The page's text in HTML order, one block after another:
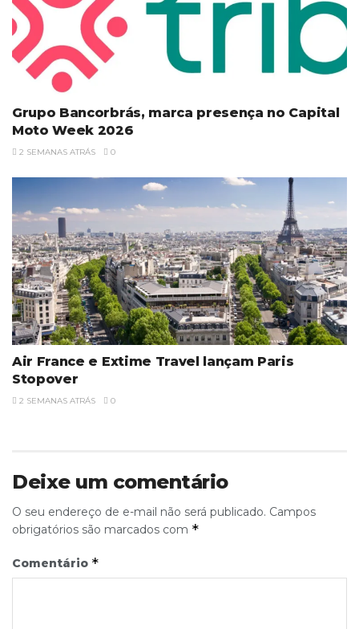
Grupo Bancorbrás, marca presença no Capital
Moto Week 2026
2 SEMANAS ATRÁS 0
Air France e Extime Travel lançam Paris
Stopover
2 SEMANAS ATRÁS 0
Deixe um comentário
O seu endereço de e-mail não será publicado. Campos
obrigatórios são marcados com *
Comentário *